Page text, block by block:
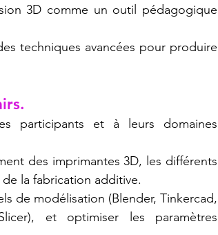
3D comme un outil pédagogique
techniques avancées pour produire
participants et à leurs domaines
des imprimantes 3D, les différents
de la fabrication additive.
de modélisation (Blender, Tinkercad,
et optimiser les paramètres